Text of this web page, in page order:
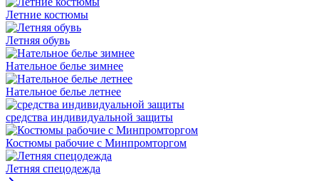
Летние костюмы
Летняя обувь
Нательное белье зимнее
Нательное белье летнее
средства индивидуальной защиты
Костюмы рабочие с Минпромторгом
Летняя спецодежда